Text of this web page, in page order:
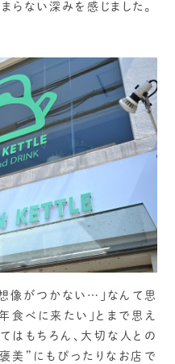
らない深みを感じました。
像がつかない…」なんて思
食べに来たい」とまで思え
はもちろん、大切な人との
美”にもぴったりなお店で